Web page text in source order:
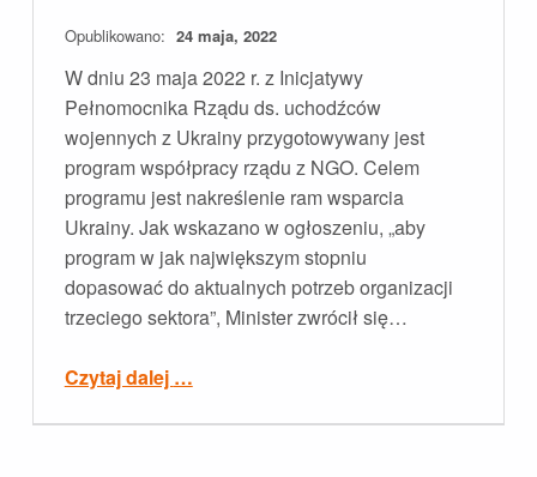
Opublikowano: 24 maja, 2022
W dniu 23 maja 2022 r. z Inicjatywy
Pełnomocnika Rządu ds. uchodźców
wojennych z Ukrainy przygotowywany jest
program współpracy rządu z NGO. Celem
programu jest nakreślenie ram wsparcia
Ukrainy. Jak wskazano w ogłoszeniu, „aby
program w jak największym stopniu
dopasować do aktualnych potrzeb organizacji
trzeciego sektora”, Minister zwrócił się…
Czytaj dalej …